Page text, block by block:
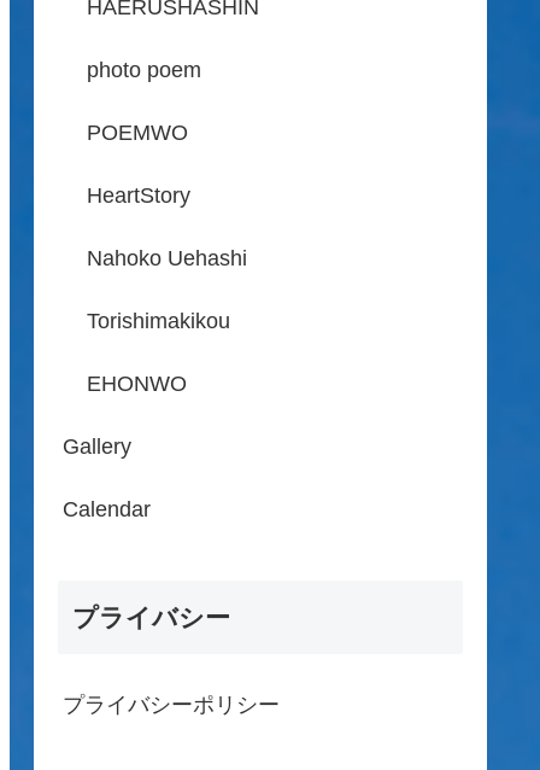
HAERUSHASHIN
photo poem
POEMWO
HeartStory
Nahoko Uehashi
Torishimakikou
EHONWO
Gallery
Calendar
プライバシー
プライバシーポリシー